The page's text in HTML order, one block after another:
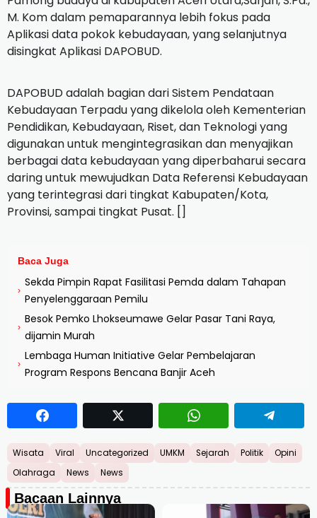
M. Kom dalam pemaparannya lebih fokus pada
Aplikasi data pokok kebudayaan, yang selanjutnya
disingkat Aplikasi DAPOBUD.
DAPOBUD adalah bagian dari Sistem Pendataan
Kebudayaan Terpadu yang dikelola oleh Kementerian
Pendidikan, Kebudayaan, Riset, dan Teknologi yang
digunakan untuk mengintegrasikan dan menyajikan
berbagai data kebudayaan yang diperbaharui secara
daring untuk mewujudkan Data Referensi Kebudayaan
yang terintegrasi dari tingkat Kabupaten/Kota,
Provinsi, sampai tingkat Pusat. []
Baca Juga
›
Sekda Pimpin Rapat Fasilitasi Pemda dalam Tahapan
Penyelenggaraan Pemilu
›
Besok Pemko Lhokseumawe Gelar Pasar Tani Raya,
dijamin Murah
›
Lembaga Human Initiative Gelar Pembelajaran
Program Respons Bencana Banjir Aceh
Wisata Viral Uncategorized UMKM Sejarah Politik
Opini
Olahraga
News News
Bacaan Lainnya